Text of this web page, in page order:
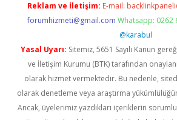
Reklam ve İletişim: E-mail:
forumhizmeti@gmail.com Whatsapp: 0262
@karabul
Yasal Uyarı: Sitemiz, 5651 Sayılı Kanun
ve İletişim Kurumu (BTK) tarafından
olarak hizmet vermektedir. Bu nedenle,
olarak denetleme veya araştırma
Ancak, üyelerimiz yazdıkları içeriklerin